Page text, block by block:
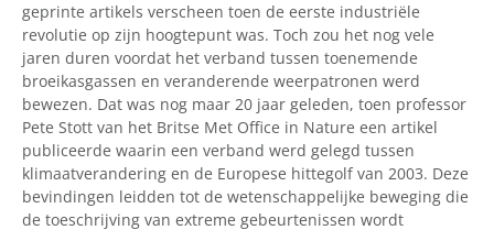
geprinte artikels verscheen toen de eerste industriële
revolutie op zijn hoogtepunt was. Toch zou het nog vele
jaren duren voordat het verband tussen toenemende
broeikasgassen en veranderende weerpatronen werd
bewezen. Dat was nog maar 20 jaar geleden, toen professor
Pete Stott van het Britse Met Office in Nature een artikel
publiceerde waarin een verband werd gelegd tussen
klimaatverandering en de Europese hittegolf van 2003. Deze
bevindingen leidden tot de wetenschappelijke beweging die
de toeschrijving van extreme gebeurtenissen wordt